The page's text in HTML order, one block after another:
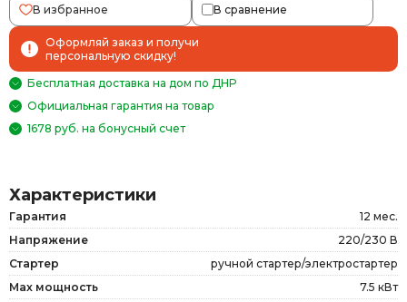
В избранное В сравнение
Оформляй заказ и получи
персональную скидку!
Бесплатная доставка на дом по ДНР
Официальная гарантия на товар
1678 руб. на бонусный счет
Характеристики
Гарантия
12 мес.
Напряжение
220/230 В
Стартер
ручной стартер/электростартер
Max мощность
7.5 кВт